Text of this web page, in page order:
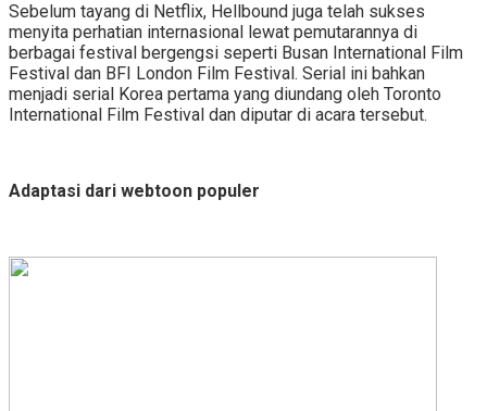
Sebelum tayang di Netflix, Hellbound juga telah sukses
menyita perhatian internasional lewat pemutarannya di
berbagai festival bergengsi seperti Busan International Film
Festival dan BFI London Film Festival. Serial ini bahkan
menjadi serial Korea pertama yang diundang oleh Toronto
International Film Festival dan diputar di acara tersebut.
Adaptasi dari webtoon populer